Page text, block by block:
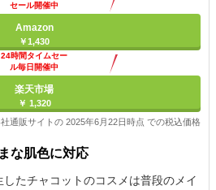
セール開催中
Amazon
￥1,430
24時間タイムセー
ル毎日開催中
楽天市場
￥ 1,320
通販サイトの 2025年6月22日時点 での税込価格
な肌色に対応
たチャコットのコスメは普段のメイ